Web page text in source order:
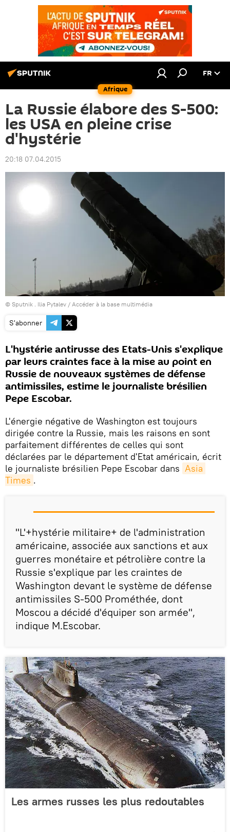
Afrique
FR
La Russie élabore des S-500:
les USA en pleine crise
d'hystérie
20:18 07.04.2015
© Sputnik . Ilia Pytalev / Accéder à la base multimédia
S'abonner
L'hystérie antirusse des Etats-Unis s'explique
par leurs craintes face à la mise au point en
Russie de nouveaux systèmes de défense
antimissiles, estime le journaliste brésilien
Pepe Escobar.
L'énergie négative de Washington est toujours
dirigée contre la Russie, mais les raisons en sont
parfaitement différentes de celles qui sont
déclarées par le département d'Etat américain, écrit
le journaliste brésilien Pepe Escobar dans Asia
Times .
"L'+hystérie militaire+ de l'administration
américaine, associée aux sanctions et aux
guerres monétaire et pétrolière contre la
Russie s'explique par les craintes de
Washington devant le système de défense
antimissiles S-500 Prométhée, dont
Moscou a décidé d'équiper son armée",
indique M.Escobar.
Les armes russes les plus redoutables